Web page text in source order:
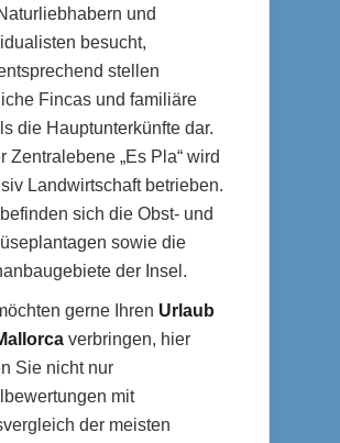
und
besucht,
stellen
Fincas und familiäre
die Hauptunterkünfte dar.
Zentralebene „Es Pla“ wird
Landwirtschaft betrieben.
sich die Obst- und
sowie die
der Insel.
gerne Ihren Urlaub
verbringen, hier
Sie nicht nur
mit
der meisten